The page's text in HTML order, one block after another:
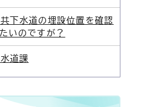
下水道の埋設位置を確認
いのですが？
水道課